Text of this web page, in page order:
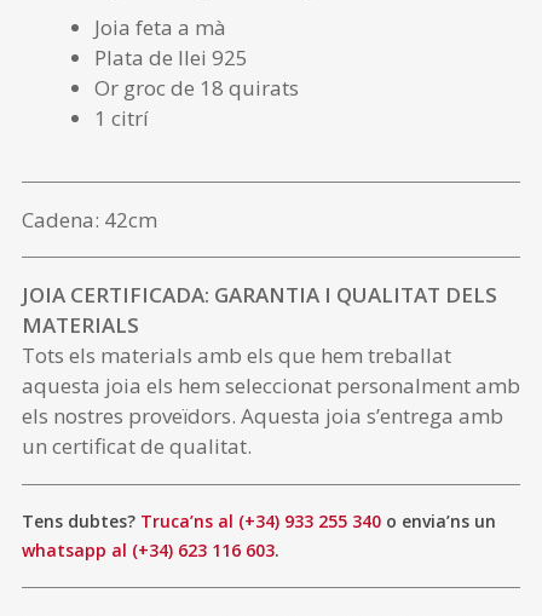
Joia feta a mà
Plata de llei 925
Or groc de 18 quirats
1 citrí
Cadena: 42cm
JOIA CERTIFICADA: GARANTIA I QUALITAT DELS
MATERIALS
Tots els materials amb els que hem treballat
aquesta joia els hem seleccionat personalment amb
els nostres proveïdors. Aquesta joia s’entrega amb
un certificat de qualitat.
Tens dubtes? Truca’ns al (+34) 933 255 340 o envia’ns un
whatsapp al (+34) 623 116 603.